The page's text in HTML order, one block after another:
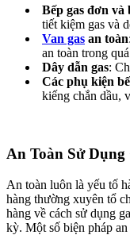
Bếp gas đơn và
tiết kiệm gas và
Van gas an toàn
an toàn trong
Dây dẫn gas:
Các phụ kiện
kiếng chắn dầu,
An Toàn Sử Dụng
An toàn luôn là yếu tố
hàng thường xuyên tổ
hàng về cách sử dụng
kỳ. Một số biện pháp